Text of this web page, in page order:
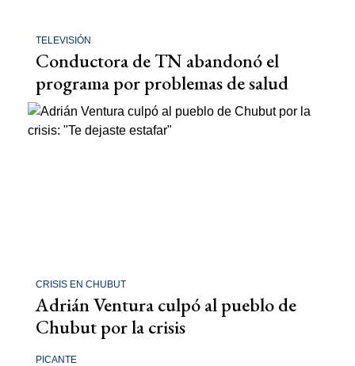
TELEVISIÓN
Conductora de TN abandonó el
programa por problemas de salud
CRISIS EN CHUBUT
Adrián Ventura culpó al pueblo de
Chubut por la crisis
PICANTE